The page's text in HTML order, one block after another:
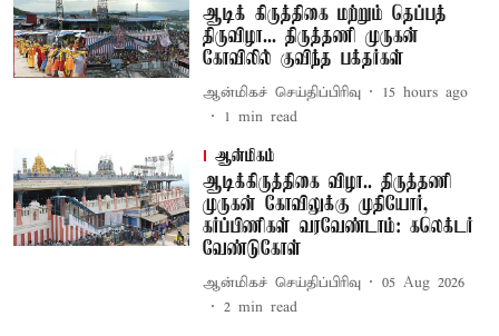
ஆடிக் கிருத்திகை மற்றும் தெப்பத்
திருவிழா... திருத்தணி முருகன்
கோவிலில் குவிந்த பக்தர்கள்
ஆன்மிகச் செய்திப்பிரிவு
15 hours ago
1 min read
ஆன்மிகம்
ஆடிக்கிருத்திகை விழா.. திருத்தணி
முருகன் கோவிலுக்கு முதியோர்,
கர்ப்பிணிகள் வரவேண்டாம்: கலெக்டர்
வேண்டுகோள்
ஆன்மிகச் செய்திப்பிரிவு
05 Aug 2026
2 min read